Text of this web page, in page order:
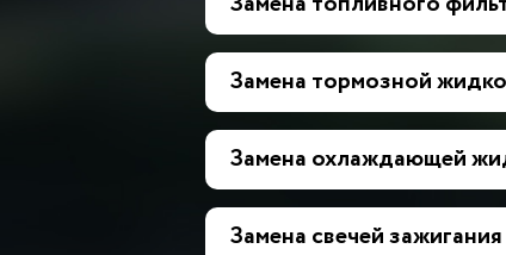
Замена тормозной
Замена охлаждающей
Замена свечей зажигания